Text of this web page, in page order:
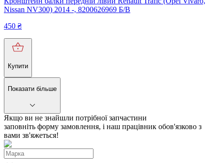
Nissan NV300) 2014 -, 8200626969 Б/В
450 ₴
Купити
Показати більше
Якщо ви не знайшли потрібної запчастини
заповніть форму замовлення, і наш працівник обов'язково з
вами зв'яжеться!